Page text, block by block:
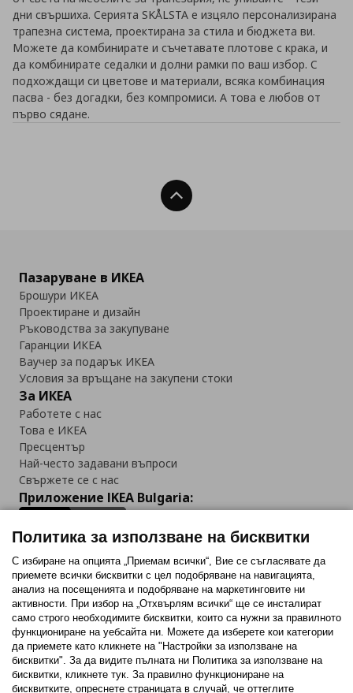
дни свършиха. Серията SKÅLSTA е изцяло персонализирана
трапезна система, проектирана за стила и бюджета ви.
Можете да комбинирате и съчетавате плотове с крака, и
да комбинирате седалки и долни рамки по ваш избор. С
подхождащи си цветове и материали, всяка комбинация
пасва - без догадки, без компромиси. А това е любов от
първо сядане.
Нагоре
Пазаруване в ИКЕА
Брошури ИКЕА
Проектиране и дизайн
Ръководства за закупуване
Гаранции ИКЕА
Ваучер за подарък ИКЕА
Условия за връщане на закупени стоки
За ИКЕА
Работете с нас
Това е ИКЕА
Пресцентър
Най-често задавани въпроси
Свържете се с нас
Приложение IKEA Bulgaria:
Последвайте ни:
FacebookTwitterYoutubePinterestInstagram
Политика за използване на бисквитки
С избиране на опцията „Приемам всички“, Вие се съгласявате да
приемете всички бисквитки с цел подобряване на навигацията,
анализ на посещенията и подобряване на маркетинговите ни
активности. При избор на „Отхвърлям всички“ ще се инсталират
само строго необходимитe бисквитки, които са нужни за правилното
функциониране на уебсайта ни. Можете да изберете кои категории
да приемете като кликнете на "Настройки за използване на
бисквитки". За да видите пълната ни Политика за използване на
бисквитки, кликнете тук. За правилно функциониране на
бисквитките, опреснете страницата в случай, че оттеглите